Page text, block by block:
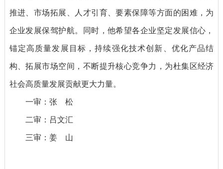
推进、市场拓展、人才引育、要素保障等方面的困难，为
企业发展保驾护航。同时，他希望各企业坚定发展信心，
锚定高质量发展目标，持续强化技术创新、优化产品结
构、拓展市场空间，不断提升核心竞争力，为杜集区经济
社会高质量发展贡献更大力量。
一审：张 松
二审：吕文汇
三审：姜 山